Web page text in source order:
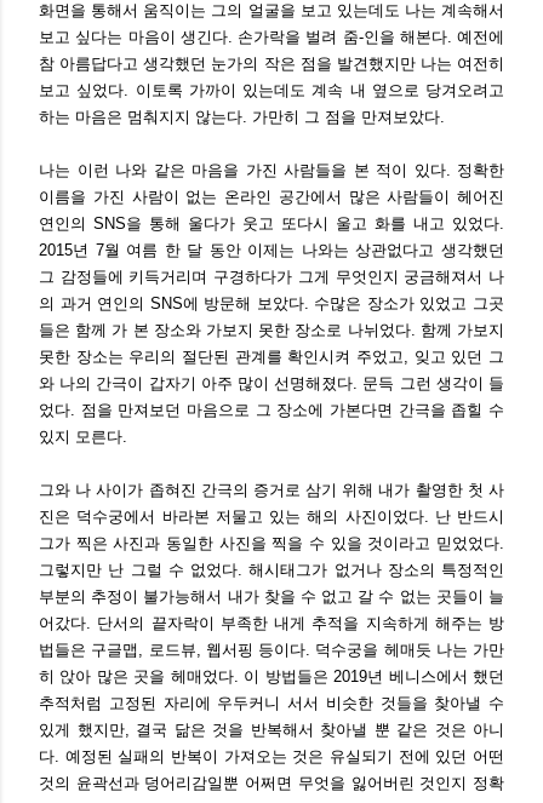
화면을 통해서 움직이는 그의 얼굴을 보고 있는데도 나는 계속해서
보고 싶다는 마음이 생긴다. 손가락을 벌려 줌-인을 해본다. 예전에
참 아름답다고 생각했던 눈가의 작은 점을 발견했지만 나는 여전히
보고 싶었다. 이토록 가까이 있는데도 계속 내 옆으로 당겨오려고
하는 마음은 멈춰지지 않는다. 가만히 그 점을 만져보았다.
나는 이런 나와 같은 마음을 가진 사람들을 본 적이 있다. 정확한
이름을 가진 사람이 없는 온라인 공간에서 많은 사람들이 헤어진
연인의 SNS을 통해 울다가 웃고 또다시 울고 화를 내고 있었다.
2015년 7월 여름 한 달 동안 이제는 나와는 상관없다고 생각했던
그 감정들에 키득거리며 구경하다가 그게 무엇인지 궁금해져서 나
의 과거 연인의 SNS에 방문해 보았다. 수많은 장소가 있었고 그곳
들은 함께 가 본 장소와 가보지 못한 장소로 나뉘었다. 함께 가보지
못한 장소는 우리의 절단된 관계를 확인시켜 주었고, 잊고 있던 그
와 나의 간극이 갑자기 아주 많이 선명해졌다. 문득 그런 생각이 들
었다. 점을 만져보던 마음으로 그 장소에 가본다면 간극을 좁힐 수
있지 모른다.
그와 나 사이가 좁혀진 간극의 증거로 삼기 위해 내가 촬영한 첫 사
진은 덕수궁에서 바라본 저물고 있는 해의 사진이었다. 난 반드시
그가 찍은 사진과 동일한 사진을 찍을 수 있을 것이라고 믿었었다.
그렇지만 난 그럴 수 없었다. 해시태그가 없거나 장소의 특정적인
부분의 추정이 불가능해서 내가 찾을 수 없고 갈 수 없는 곳들이 늘
어갔다. 단서의 끝자락이 부족한 내게 추적을 지속하게 해주는 방
법들은 구글맵, 로드뷰, 웹서핑 등이다. 덕수궁을 헤매듯 나는 가만
히 앉아 많은 곳을 헤매었다. 이 방법들은 2019년 베니스에서 했던
추적처럼 고정된 자리에 우두커니 서서 비슷한 것들을 찾아낼 수
있게 했지만, 결국 닮은 것을 반복해서 찾아낼 뿐 같은 것은 아니
다. 예정된 실패의 반복이 가져오는 것은 유실되기 전에 있던 어떤
것의 윤곽선과 덩어리감일뿐 어쩌면 무엇을 잃어버린 것인지 정확